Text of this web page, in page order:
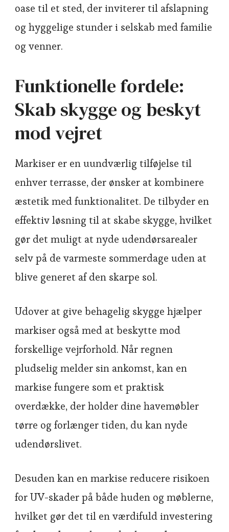
oase til et sted, der inviterer til afslapning
og hyggelige stunder i selskab med familie
og venner.
Funktionelle fordele:
Skab skygge og beskyt
mod vejret
Markiser er en uundværlig tilføjelse til
enhver terrasse, der ønsker at kombinere
æstetik med funktionalitet. De tilbyder en
effektiv løsning til at skabe skygge, hvilket
gør det muligt at nyde udendørsarealer
selv på de varmeste sommerdage uden at
blive generet af den skarpe sol.
Udover at give behagelig skygge hjælper
markiser også med at beskytte mod
forskellige vejrforhold. Når regnen
pludselig melder sin ankomst, kan en
markise fungere som et praktisk
overdække, der holder dine havemøbler
tørre og forlænger tiden, du kan nyde
udendørslivet.
Desuden kan en markise reducere risikoen
for UV-skader på både huden og møblerne,
hvilket gør det til en værdifuld investering